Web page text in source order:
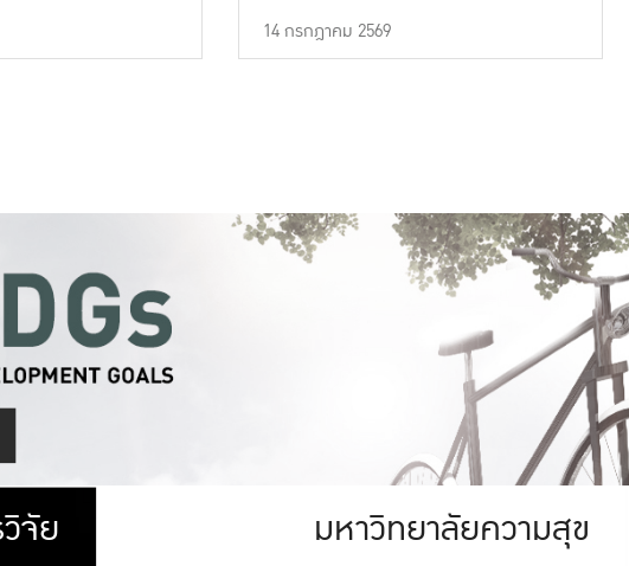
14 กรกฎาคม 2569
ยาลัย
จัย มหาวิทยาลัย
มหาวิทยาลัยความสุข